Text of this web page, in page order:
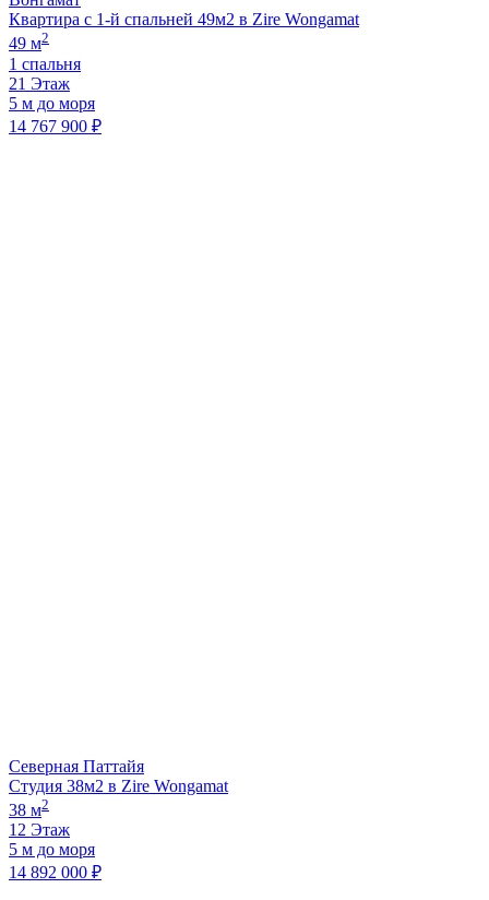
Квартира с 1-й спальней 49м2 в Zire Wongamat
49 м2
1 спальня
21 Этаж
5 м до моря
14 767 900 ₽
Северная Паттайя
Студия 38м2 в Zire Wongamat
38 м2
12 Этаж
5 м до моря
14 892 000 ₽